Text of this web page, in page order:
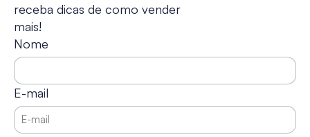
receba dicas de como vender
mais!
Nome
E-mail